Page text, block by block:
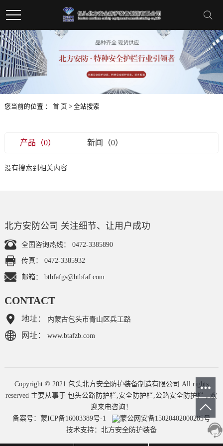
您当前的位置 ： 首 页 > 全站搜索
产品（0） 新闻（0）
没有搜索到相关内容
北方安防公司 关注细节、让用户成功
全国咨询热线： 0472-3385890
传真： 0472-3385932
邮箱： btbfafgs@btbfaf.com
CONTACT
地址： 内蒙古包头市青山区兵工路
网址： www.btafzb.com
Copyright © 2021 包头北方安全防护装备制造有限公司 All rights
reserved 主要从事于包头公路防护栏 安全防护栏 公路安全防护栏 , 欢
迎来电咨询！
备案号： 蒙ICP备16003389号-1
蒙公网安备15020402000285号
技术支持： 北方安全防护装备